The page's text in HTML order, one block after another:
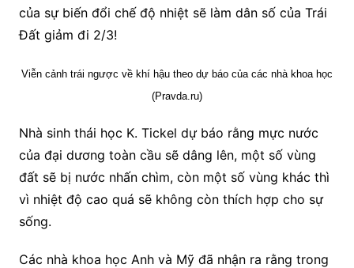
của sự biến đổi chế độ nhiệt sẽ làm dân số của Trái
Đất giảm đi 2/3!
Viễn cảnh trái ngược về khí hậu theo dự báo của các nhà khoa học
(Pravda.ru)
Nhà sinh thái học K. Tickel dự báo rằng mực nước
của đại dương toàn cầu sẽ dâng lên, một số vùng
đất sẽ bị nước nhấn chìm, còn một số vùng khác thì
vì nhiệt độ cao quá sẽ không còn thích hợp cho sự
sống.
Các nhà khoa học Anh và Mỹ đã nhận ra rằng trong